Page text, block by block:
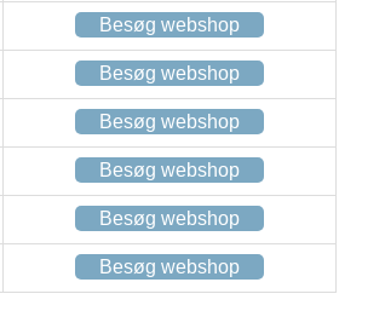
Besøg webshop
Besøg webshop
Besøg webshop
Besøg webshop
Besøg webshop
Besøg webshop